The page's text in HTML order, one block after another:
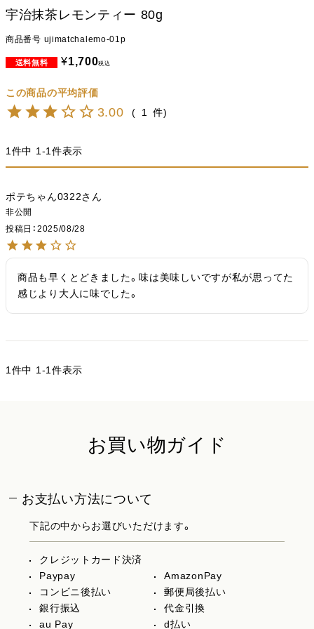
宇治抹茶レモンティー 80g
商品番号 ujimatchalemo-01p
¥1,700税込
3.00 1
1件中 1-1件表示
ポテちゃん0322
非公開
投稿日
2025/08/28
商品も早くとどきました。味は美味しいですが私が思ってた
感じより大人に味でした。
1件中 1-1件表示
お買い物ガイド
お支払い方法について
下記の中からお選びいただけます。
クレジットカード決済
Paypay
AmazonPay
コンビニ後払い
郵便局後払い
銀行振込
代金引換
au Pay
d払い